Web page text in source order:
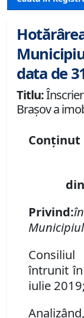
data de
Titlu:
Braşov a
Conținut
Privind:
întrunit
iulie 2019;
Analizând